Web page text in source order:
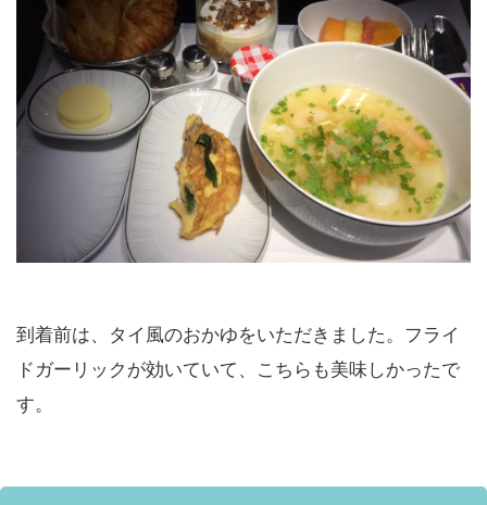
到着前は、タイ風のおかゆをいただきました。フライ
ドガーリックが効いていて、こちらも美味しかったで
す。